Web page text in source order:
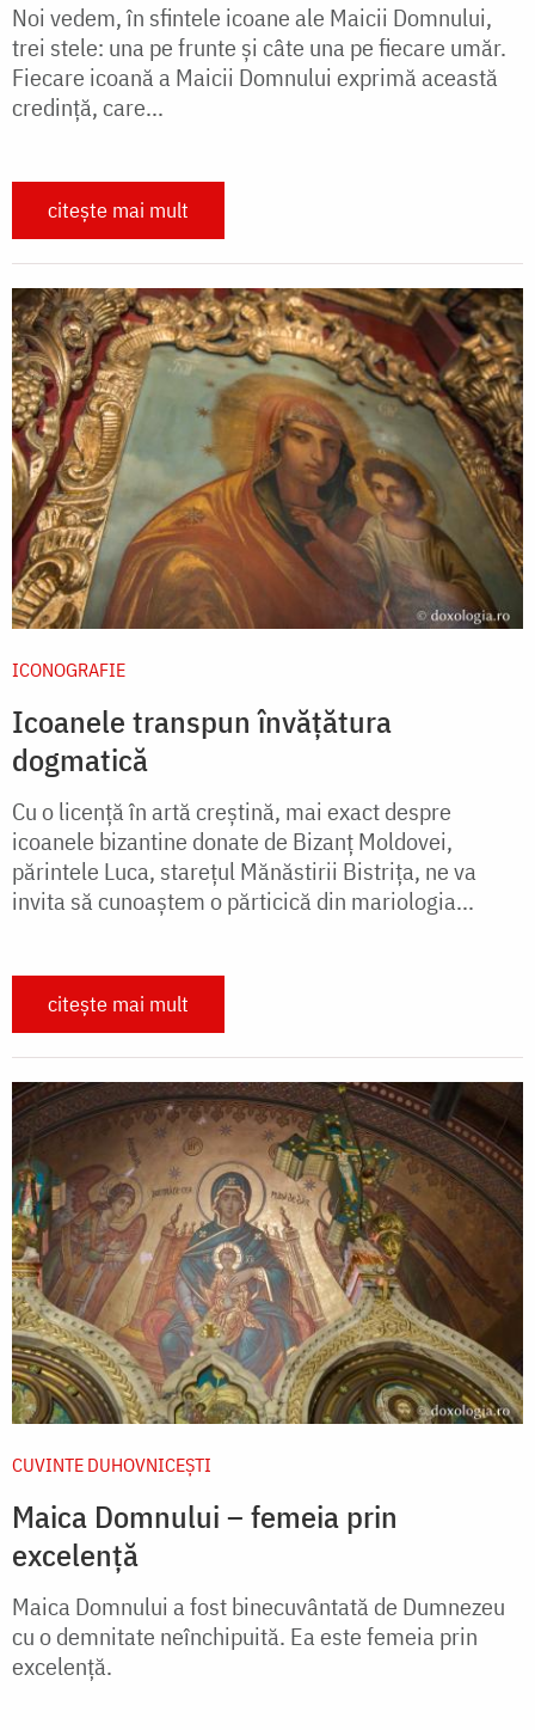
Noi vedem, în sfintele icoane ale Maicii Domnului,
trei stele: una pe frunte și câte una pe fiecare umăr.
Fiecare icoană a Maicii Domnului exprimă această
credință, care...
citește mai mult
ICONOGRAFIE
Icoanele transpun învățătura
dogmatică
Cu o licență în artă creștină, mai exact despre
icoanele bizantine donate de Bizanț Moldovei,
părintele Luca, starețul Mănăstirii Bistrița, ne va
invita să cunoaștem o părticică din mariologia...
citește mai mult
CUVINTE DUHOVNICEȘTI
Maica Domnului – femeia prin
excelență
Maica Domnului a fost binecuvântată de Dumnezeu
cu o demnitate neînchi­puită. Ea este femeia prin
excelență.